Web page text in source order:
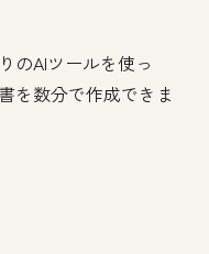
のAIツールを使っ
を数分で作成できま